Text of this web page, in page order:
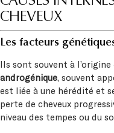
CHEVEUX
Les facteurs
Ils sont souvent à l’origine
androgénique, souvent
est liée à une hérédité et
perte de cheveux
niveau des tempes ou du